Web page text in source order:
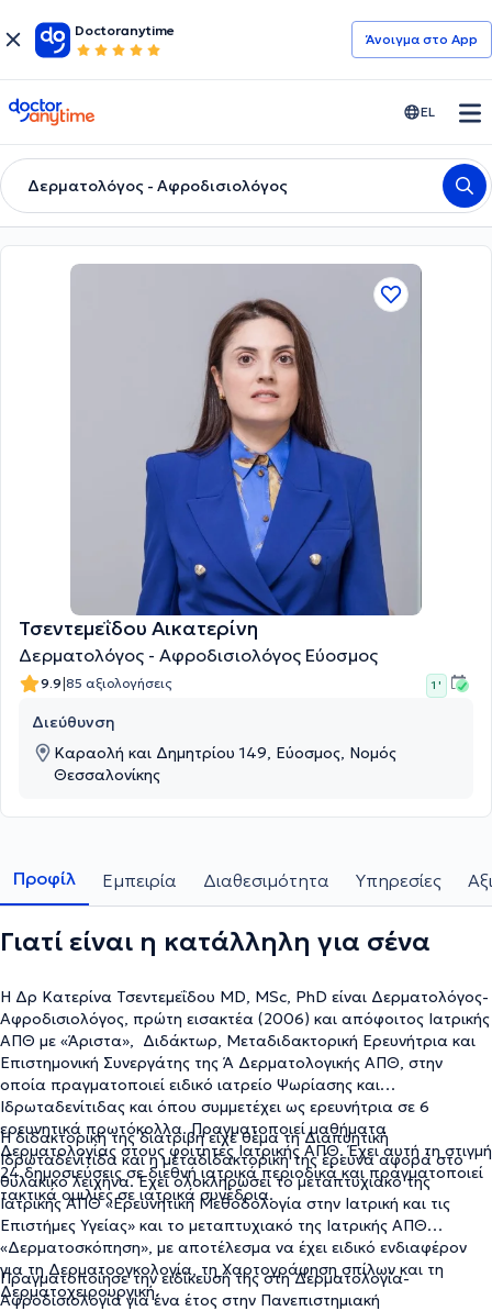
Doctoranytime
Άνοιγμα στο App
doctoranytime EL
Δερματολόγος - Αφροδισιολόγος
Τσεντεμεΐδου Αικατερίνη
Δερματολόγος - Αφροδισιολόγος Εύοσμος
9.9|85 αξιολογήσεις 1 '
Διεύθυνση
Καραολή και Δημητρίου 149, Εύοσμος, Νομός
Θεσσαλονίκης
Προφίλ Εμπειρία Διαθεσιμότητα Υπηρεσίες
Γιατί είναι η κατάλληλη για σένα
Η Δρ Κατερίνα Τσεντεμεΐδου MD, MSc, PhD είναι Δερματολόγος-
Αφροδισιολόγος, πρώτη εισακτέα (2006) και απόφοιτος Ιατρικής
ΑΠΘ με «Άριστα», Διδάκτωρ, Μεταδιδακτορική Ερευνήτρια και
Επιστημονική Συνεργάτης της Ά Δερματολογικής ΑΠΘ, στην
οποία πραγματοποιεί ειδικό ιατρείο Ψωρίασης και
Ιδρωταδενίτιδας και όπου συμμετέχει ως ερευνήτρια σε 6
ερευνητικά πρωτόκολλα. Πραγματοποιεί μαθήματα
Δερματολογίας στους φοιτητές Ιατρικής ΑΠΘ. Έχει αυτή τη στιγμή
24 δημοσιεύσεις σε διεθνή ιατρικά περιοδικά και πραγματοποιεί
τακτικά ομιλίες σε ιατρικά συνέδρια.
Η διδακτορική της διατριβή είχε θέμα τη Διαπυητική
Ιδρωταδενίτιδα και η μεταδιδακτορική της έρευνα αφορά στο
θυλακικό λειχήνα. Έχει ολοκληρώσει το μεταπτυχιακό της
Ιατρικής ΑΠΘ «Ερευνητική Μεθοδολογία στην Ιατρική και τις
Επιστήμες Υγείας» και το μεταπτυχιακό της Ιατρικής ΑΠΘ
«Δερματοσκόπηση», με αποτέλεσμα να έχει ειδικό ενδιαφέρον
για τη Δερματοογκολογία, τη Χαρτογράφηση σπίλων και τη
Δερματοχειρουργική.
Πραγματοποίησε την ειδίκευσή της στη Δερματολογία-
Αφροδισιολογία για ένα έτος στην Πανεπιστημιακή